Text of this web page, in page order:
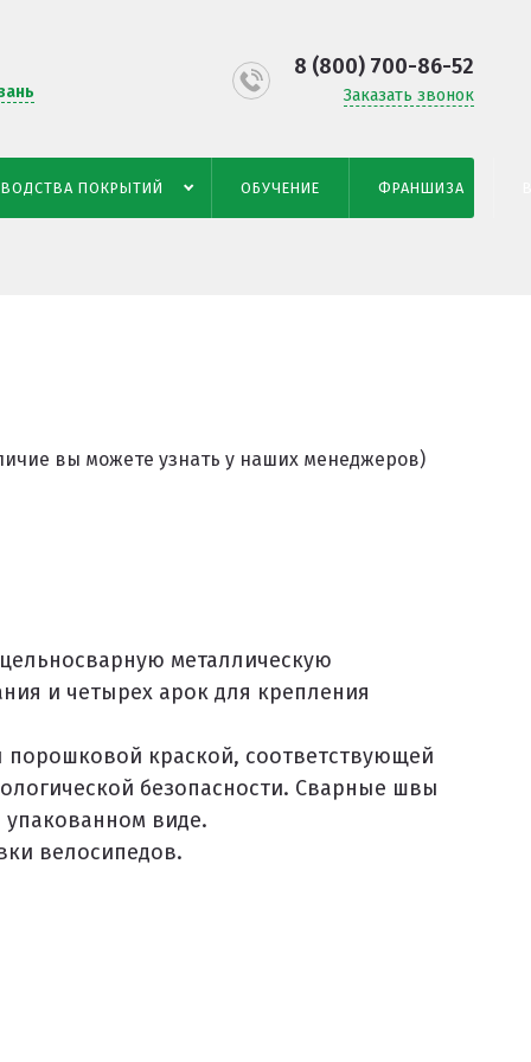
8 (800) 700-86-52
Заказать звонок
ПОКРЫТИЙ ОБУЧЕНИЕ ФРАНШИЗА
вы можете узнать у наших менеджеров)
металлическую
и четырех арок для крепления
порошковой краской, соответствующей
безопасности. Сварные швы
упакованном виде.
велосипедов.